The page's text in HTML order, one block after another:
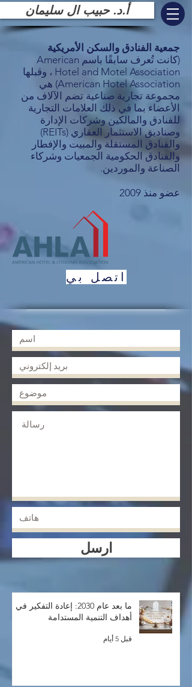
أ.د. حبيب ال سليمان
جمعية الفنادق والسكن الأمريكية
(كانت تُعرف سابقًا باسم American
Hotel and Motel Association ، وقبلها
American Hotel Association) هي
مجموعة تجارية صناعية تضم الآلاف من
الأعضاء بما في ذلك العلامات التجارية
للفنادق والمالكين وشركات الإدارة
وصناديق الاستثمار العقاري (REITs)
والفنادق المستقلة والمبيت والإفطار
والفنادق الحكومية الجمعيات وشركاء
الصناعة والموردين.
عضو منذ 2009
اتصل بي
ارسل
ما بعد عام 2030: إعادة التفكير في
أهداف التنمية المستدامة
قبل 5 أيام